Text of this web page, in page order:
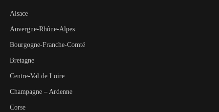
Alsace
Auvergne-Rhône-Alpes
Bourgogne-Franche-Comté
Bretagne
Centre-Val de Loire
Champagne – Ardenne
Corse